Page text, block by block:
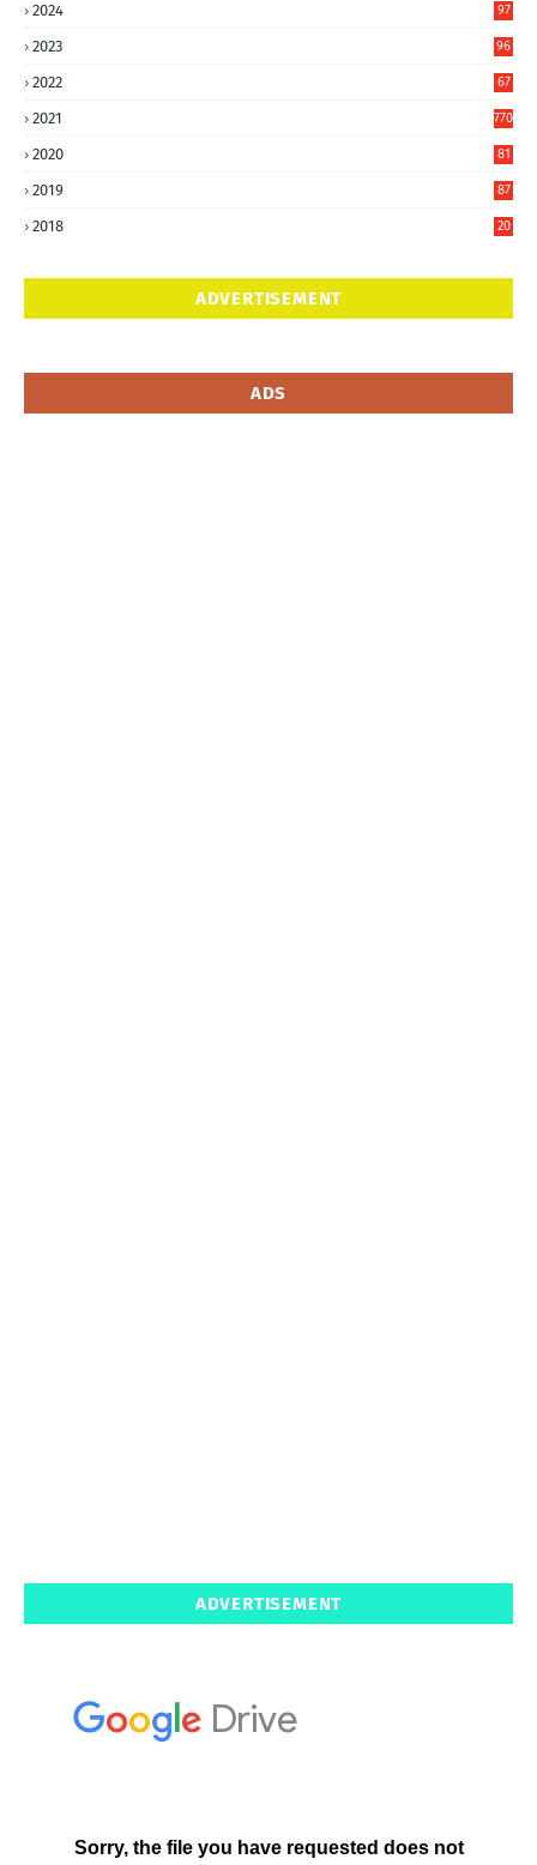
2024
97
2023
96
2022
67
2021 770
2020
81
2019
87
2018
20
ADVERTISEMENT
ADS
ADVERTISEMENT